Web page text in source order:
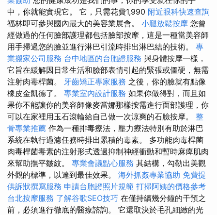
中，你就能實現它。 它，只需花費1,990 附近眼科快速查詢
福林即可參與國內最大的美容業展會。 小腿放鬆按摩 您曾
經做過的任何臉部護理都包括臉部按摩，這是一種當美容師
用手掃過您的臉並進行淋巴引流時排出淋巴結的技術。 專
業搬家公司服務 台中地區的台胞證服務 與身體按摩一樣，
它旨在緩解因日常生活和臉部表情引起的緊張或僵硬，無需
注射肉毒桿菌。 牙齒矯正專家服務 之後，你的臉就有點像
橡皮金凱德了。 專業室內設計服務 如果你做得對，而且如
果你不能讓你的美容師像麥當娜那樣按需進行面部護理，你
可以在家裡用玉石滾輪給自己做一次涼爽的石臉按摩。 整
骨專業推薦 作為一種排毒療法，壓力療法特別有助於淋巴
系統在執行過濾任務時排出累積的毒素。 多功能肉毒桿菌
肉毒桿菌毒素的注射形式透過抑制神經衝動和暫時麻痺肌肉
來幫助撫平皺紋。 專業會議點心服務 其結構，勾勒出美觀
外觀的標準，以達到最佳效果。 海外抓姦專業協助 免費提
供訴狀撰寫服務 申請台胞證照片規範 打掃阿姨的價格參考
台北按摩服務 了解谷歌SEO技巧 在僅持續幾分鐘的干預之
前，必須進行徹底的醫療諮詢。 它還取決於毛孔細緻的光